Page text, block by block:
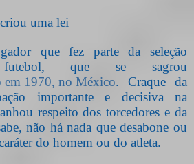
uma lei
que fez parte da seleção
que se sagrou
em 1970, no México. Craque da
importante e decisiva na
respeito dos torcedores e da
não há nada que desabone ou
do homem ou do atleta.